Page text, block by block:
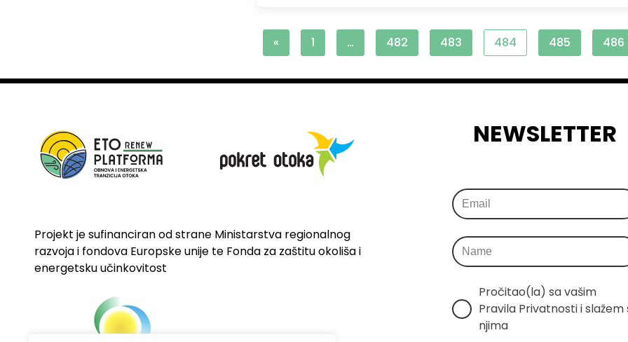
« 1 … 482 483 484 485 486
Projekt je sufinanciran od strane Ministarstva regionalnog
razvoja i fondova Europske unije te Fonda za zaštitu okoliša i
energetsku učinkovitost
NEWSLETTER
Pročitao(la) sa vašim
Pravila Privatnosti i slažem
njima